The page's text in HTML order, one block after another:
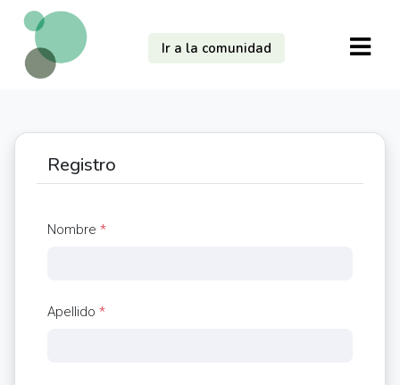
Ir a la comunidad
Registro
Nombre *
Apellido *